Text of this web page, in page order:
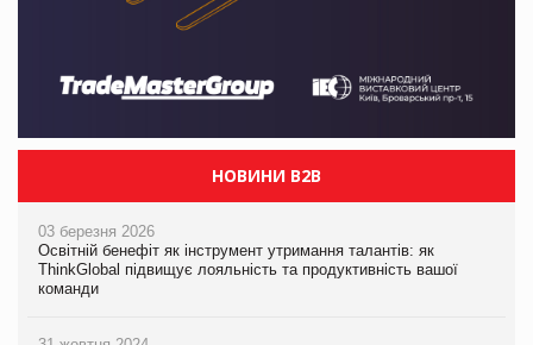
НОВИНИ B2B
03 березня 2026
Освітній бенефіт як інструмент утримання талантів: як
ThinkGlobal підвищує лояльність та продуктивність вашої
команди